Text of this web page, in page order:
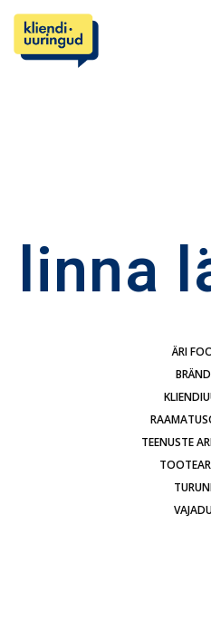
linna
ÄRI
TEENUSTE